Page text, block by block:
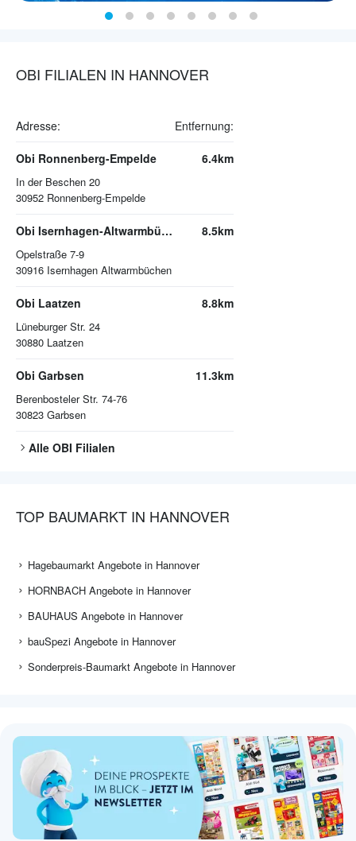
OBI FILIALEN IN HANNOVER
Adresse: Entfernung:
Obi Ronnenberg-Empelde
In der Beschen 20
30952 Ronnenberg-Empelde
6.4km
Obi Isernhagen-Altwarmbüchen
Opelstraße 7-9
30916 Isernhagen Altwarmbüchen
8.5km
Obi Laatzen
Lüneburger Str. 24
30880 Laatzen
8.8km
Obi Garbsen
Berenbosteler Str. 74-76
30823 Garbsen
11.3km
Alle OBI Filialen
TOP BAUMARKT IN HANNOVER
Hagebaumarkt Angebote in Hannover
HORNBACH Angebote in Hannover
BAUHAUS Angebote in Hannover
bauSpezi Angebote in Hannover
Sonderpreis-Baumarkt Angebote in Hannover